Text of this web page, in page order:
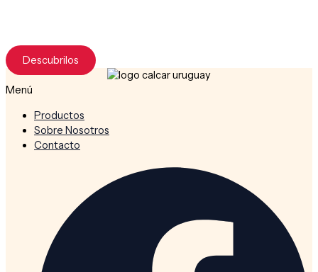
Descubrilos
Menú
Productos
Sobre Nosotros
Contacto